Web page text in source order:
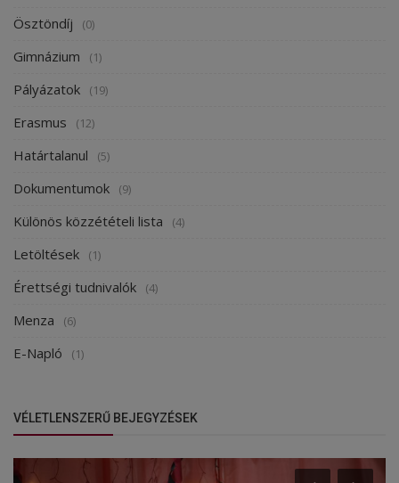
Ösztöndíj (0)
Gimnázium (1)
Pályázatok (19)
Erasmus (12)
Határtalanul (5)
Dokumentumok (9)
Különös közzétételi lista (4)
Letöltések (1)
Érettségi tudnivalók (4)
Menza (6)
E-Napló (1)
VÉLETLENSZERŰ BEJEGYZÉSEK